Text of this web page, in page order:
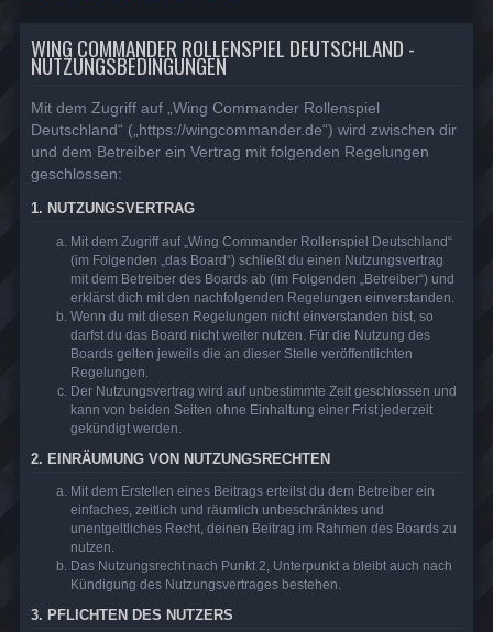
WING COMMANDER ROLLENSPIEL DEUTSCHLAND -
NUTZUNGSBEDINGUNGEN
Mit dem Zugriff auf „Wing Commander Rollenspiel
Deutschland“ („https://wingcommander.de“) wird zwischen dir
und dem Betreiber ein Vertrag mit folgenden Regelungen
geschlossen:
1. NUTZUNGSVERTRAG
Mit dem Zugriff auf „Wing Commander Rollenspiel Deutschland“
(im Folgenden „das Board“) schließt du einen Nutzungsvertrag
mit dem Betreiber des Boards ab (im Folgenden „Betreiber“) und
erklärst dich mit den nachfolgenden Regelungen einverstanden.
Wenn du mit diesen Regelungen nicht einverstanden bist, so
darfst du das Board nicht weiter nutzen. Für die Nutzung des
Boards gelten jeweils die an dieser Stelle veröffentlichten
Regelungen.
Der Nutzungsvertrag wird auf unbestimmte Zeit geschlossen und
kann von beiden Seiten ohne Einhaltung einer Frist jederzeit
gekündigt werden.
2. EINRÄUMUNG VON NUTZUNGSRECHTEN
Mit dem Erstellen eines Beitrags erteilst du dem Betreiber ein
einfaches, zeitlich und räumlich unbeschränktes und
unentgeltliches Recht, deinen Beitrag im Rahmen des Boards zu
nutzen.
Das Nutzungsrecht nach Punkt 2, Unterpunkt a bleibt auch nach
Kündigung des Nutzungsvertrages bestehen.
3. PFLICHTEN DES NUTZERS